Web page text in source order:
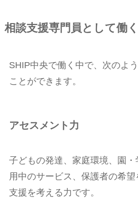
相談支援専門員として働
SHIP中央で働く中で、次のよ
ことができます。
アセスメント力
子どもの発達、家庭環境、園・
用中のサービス、保護者の希
支援を考える力です。